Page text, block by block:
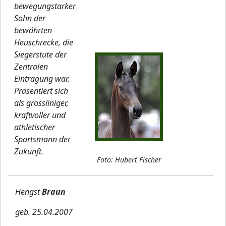
bewegungstarker
Sohn der
bewährten
Heuschrecke, die
Siegerstute der
Zentralen
Eintragung war.
Präsentiert sich
als grossliniger,
kraftvoller und
athletischer
Sportsmann der
Zukunft.
Foto: Hubert Fischer
HengstBraun
geb. 25.04.2007